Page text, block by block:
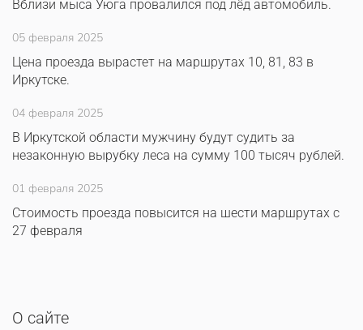
Вблизи мыса Уюга провалился под лёд автомобиль.
05 февраля 2025
Цена проезда вырастет на маршрутах 10, 81, 83 в
Иркутске.
04 февраля 2025
В Иркутской области мужчину будут судить за
незаконную вырубку леса на сумму 100 тысяч рублей.
01 февраля 2025
Стоимость проезда повысится на шести маршрутах с
27 февраля
О сайте